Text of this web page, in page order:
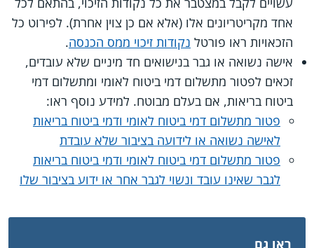
אחד מקריטריונים אלו (אלא אם כן צוין אחרת). לפירוט כל
הזכאויות ראו פורטל נקודות זיכוי ממס הכנסה.
אישה נשואה או גבר בנישואים חד מיניים שלא עובדים,
זכאים לפטור מתשלום דמי ביטוח לאומי ומתשלום דמי
ביטוח בריאות, אם בעלם מבוטח. למידע נוסף ראו:
פטור מתשלום דמי ביטוח לאומי ודמי ביטוח בריאות
לאישה נשואה או לידועה בציבור שלא עובדת
פטור מתשלום דמי ביטוח לאומי ודמי ביטוח בריאות
לגבר שאינו עובד ונשוי לגבר אחר או ידוע בציבור שלו
ראו גם